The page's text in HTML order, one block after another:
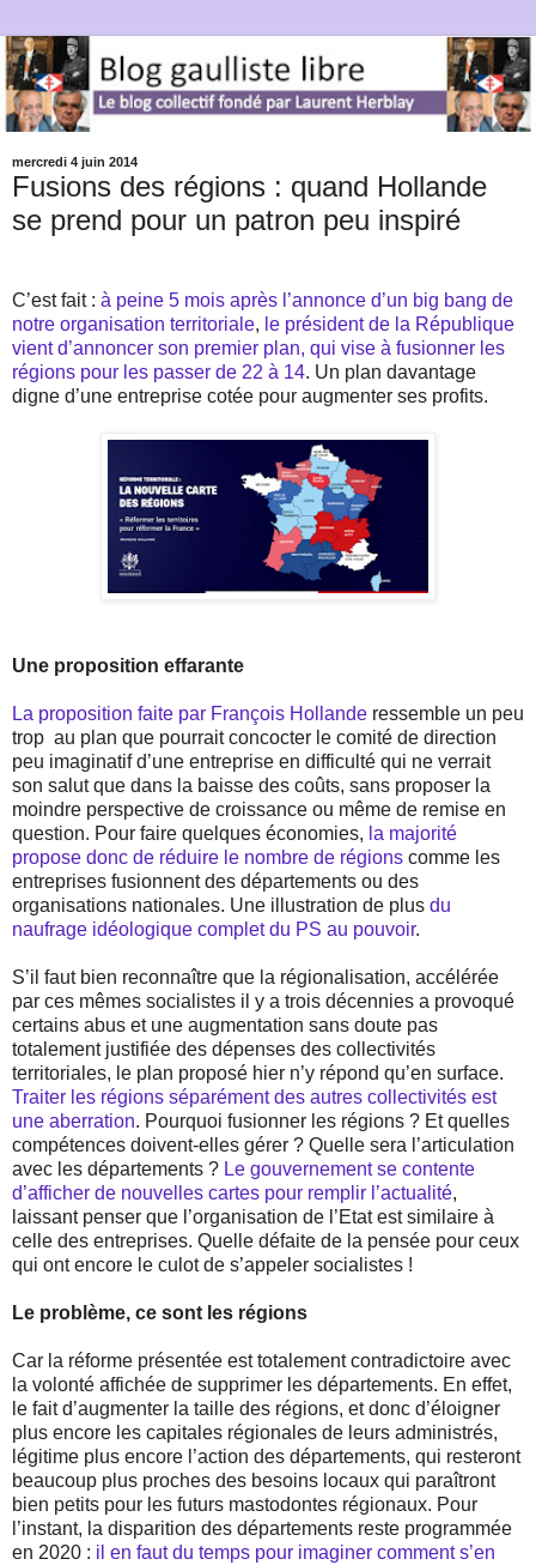
mercredi 4 juin 2014
Fusions des régions : quand Hollande
se prend pour un patron peu inspiré
C’est fait : à peine 5 mois après l’annonce d’un big bang de
notre organisation territoriale, le président de la République
vient d’annoncer son premier plan, qui vise à fusionner les
régions pour les passer de 22 à 14. Un plan davantage
digne d’une entreprise cotée pour augmenter ses profits.
Une proposition effarante
La proposition faite par François Hollande ressemble un peu
trop au plan que pourrait concocter le comité de direction
peu imaginatif d’une entreprise en difficulté qui ne verrait
son salut que dans la baisse des coûts, sans proposer la
moindre perspective de croissance ou même de remise en
question. Pour faire quelques économies, la majorité
propose donc de réduire le nombre de régions comme les
entreprises fusionnent des départements ou des
organisations nationales. Une illustration de plus du
naufrage idéologique complet du PS au pouvoir.
S’il faut bien reconnaître que la régionalisation, accélérée
par ces mêmes socialistes il y a trois décennies a provoqué
certains abus et une augmentation sans doute pas
totalement justifiée des dépenses des collectivités
territoriales, le plan proposé hier n’y répond qu’en surface.
Traiter les régions séparément des autres collectivités est
une aberration. Pourquoi fusionner les régions ? Et quelles
compétences doivent-elles gérer ? Quelle sera l’articulation
avec les départements ? Le gouvernement se contente
d’afficher de nouvelles cartes pour remplir l’actualité,
laissant penser que l’organisation de l’Etat est similaire à
celle des entreprises. Quelle défaite de la pensée pour ceux
qui ont encore le culot de s’appeler socialistes !
Le problème, ce sont les régions
Car la réforme présentée est totalement contradictoire avec
la volonté affichée de supprimer les départements. En effet,
le fait d’augmenter la taille des régions, et donc d’éloigner
plus encore les capitales régionales de leurs administrés,
légitime plus encore l’action des départements, qui resteront
beaucoup plus proches des besoins locaux qui paraîtront
bien petits pour les futurs mastodontes régionaux. Pour
l’instant, la disparition des départements reste programmée
en 2020 : il en faut du temps pour imaginer comment s’en